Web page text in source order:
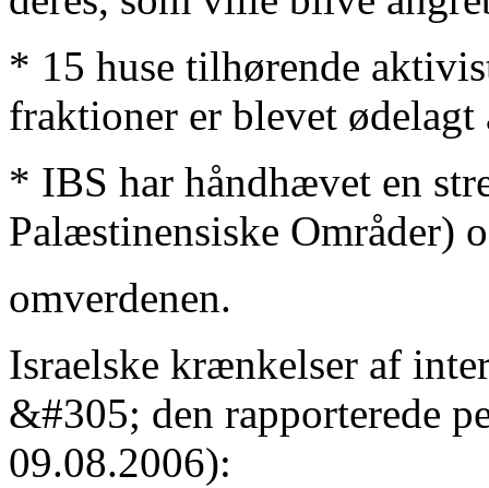
* 15 huse tilhørende
fraktioner er blevet
* IBS har håndhævet en
Palæstinensiske Områder)
omverdenen.
Israelske krænkelser af
&#305; den rapporterede
09.08.2006):